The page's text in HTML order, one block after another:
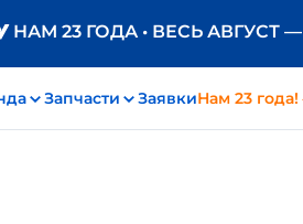
НАМ 23 ГОДА • ВЕСЬ АВГУСТ —
Запчасти ЗаявкиНам 23 года!